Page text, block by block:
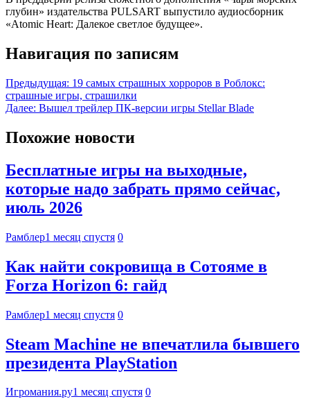
глубин» издательства PULSART выпустило аудиосборник
«Atomic Heart: Далекое светлое будущее».
Навигация по записям
Предыдущая: 19 самых страшных хорроров в Роблокс:
страшные игры, страшилки
Далее: Вышел трейлер ПК-версии игры Stellar Blade
Похожие новости
Бесплатные игры на выходные,
которые надо забрать прямо сейчас,
июль 2026
Рамблер1 месяц спустя 0
Как найти сокровища в Сотояме в
Forza Horizon 6: гайд
Рамблер1 месяц спустя 0
Steam Machine не впечатлила бывшего
президента PlayStation
Игромания.ру1 месяц спустя 0